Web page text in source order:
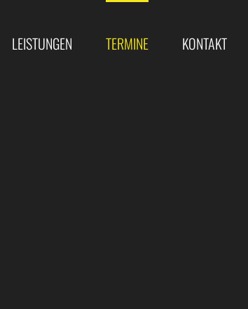
LEISTUNGEN TERMINE KONTAKT